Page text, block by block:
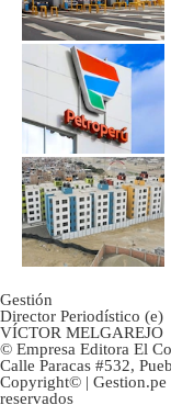
Gestión
Director Periodístico (e)
VÍCTOR MELGAREJO
© Empresa Editora El
Calle Paracas #532,
Copyright© | Gestion.pe
reservados